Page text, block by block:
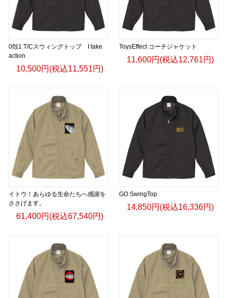
0殻1 T/Cスウィングトップ I take
action
10,500円(税込11,551円)
ToysEffect コーチジャケット
11,600円(税込12,761円)
イトウ！あらゆる生命たちへ感謝を
ささげます。
61,400円(税込67,540円)
GO SwingTop
14,850円(税込16,336円)